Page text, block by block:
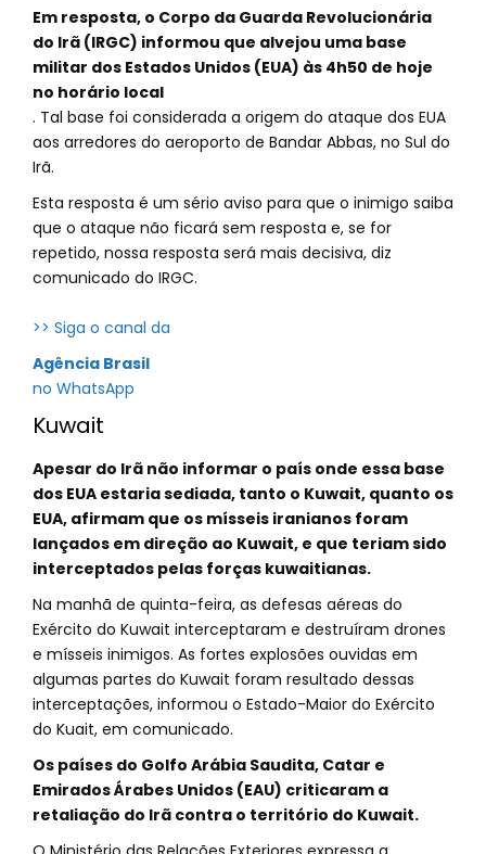
Em resposta, o Corpo da Guarda Revolucionária
do Irã (IRGC) informou que alvejou uma base
militar dos Estados Unidos (EUA) às 4h50 de hoje
no horário local
. Tal base foi considerada a origem do ataque dos EUA
aos arredores do aeroporto de Bandar Abbas, no Sul do
Irã.
Esta resposta é um sério aviso para que o inimigo saiba
que o ataque não ficará sem resposta e, se for
repetido, nossa resposta será mais decisiva, diz
comunicado do IRGC.
>> Siga o canal da
Agência Brasil
no WhatsApp
Kuwait
Apesar do Irã não informar o país onde essa base
dos EUA estaria sediada, tanto o Kuwait, quanto os
EUA, afirmam que os mísseis iranianos foram
lançados em direção ao Kuwait, e que teriam sido
interceptados pelas forças kuwaitianas.
Na manhã de quinta-feira, as defesas aéreas do
Exército do Kuwait interceptaram e destruíram drones
e mísseis inimigos. As fortes explosões ouvidas em
algumas partes do Kuwait foram resultado dessas
interceptações, informou o Estado-Maior do Exército
do Kuait, em comunicado.
Os países do Golfo Arábia Saudita, Catar e
Emirados Árabes Unidos (EAU) criticaram a
retaliação do Irã contra o território do Kuwait.